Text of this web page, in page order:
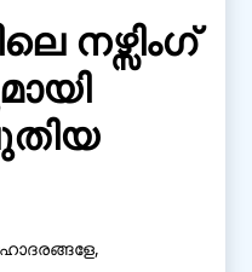
നഴ്സിംഗ്